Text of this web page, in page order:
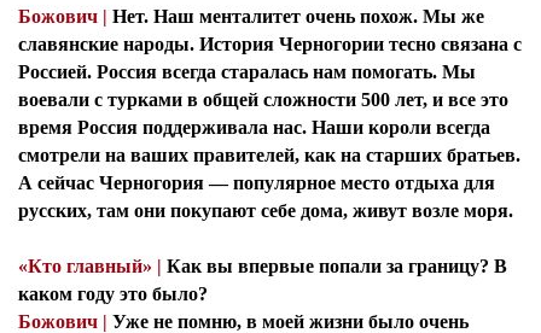
Божович | Нет. Наш менталитет очень похож. Мы же
славянские народы. История Черногории тесно связана с
Россией. Россия всегда старалась нам помогать. Мы
воевали с турками в общей сложности 500 лет, и все это
время Россия поддерживала нас. Наши короли всегда
смотрели на ваших правителей, как на старших братьев.
А сейчас Черногория — популярное место отдыха для
русских, там они покупают себе дома, живут возле моря.
«Кто главный» | Как вы впервые попали за границу? В
каком году это было?
Божович | Уже не помню, в моей жизни было очень